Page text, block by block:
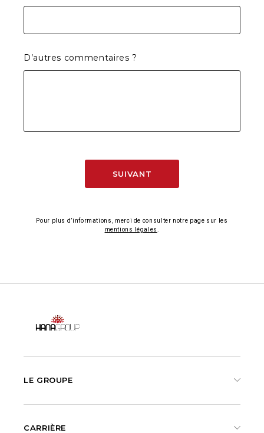
D’autres commentaires ?
SUIVANT
Pour plus d’informations, merci de consulter notre page sur les
mentions légales
LE GROUPE
CARRIÈRE